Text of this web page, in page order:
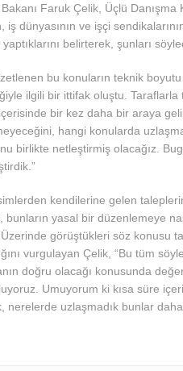
Faruk Çelik, Üçlü Danışma
dünyasının ve işçi
belirterek, şunları
bu konuların teknik
ilgili bir ittifak oluştu.
bir kez daha bir araya
hangi konularda
birlikte netleştirmiş olacağız.
kendilerine gelen
yasal bir düzenlemeye
Üzerinde görüştükleri söz konusu
vurgulayan Çelik, “Bu tüm
doğru olacağı konusunda
Umuyorum ki kısa süre
nerelerde uzlaşmadık bunlar